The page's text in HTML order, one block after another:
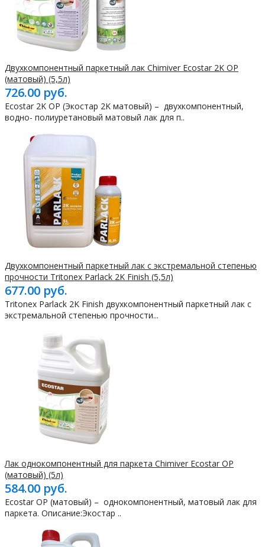
Двухкомпонентный паркетный лак Chimiver Ecostar 2K OP
(матовый) (5,5л)
726.00 руб.
Ecostar 2K OP (Экостар 2K матовый) – двухкомпонентный,
водно- полиуретановый матовый лак для п..
Двухкомпонентный паркетный лак с экстремальной степенью
прочности Tritonex Parlack 2K Finish (5,5л)
677.00 руб.
Tritonex Parlack 2K Finish двухкомпонентный паркетный лак с
экстремальной степенью прочности...
Лак однокомпонентный для паркета Chimiver Ecostar OP
(матовый) (5л)
584.00 руб.
Ecostar OP (матовый) – однокомпонентный, матовый лак для
паркета. Описание:Экостар ..